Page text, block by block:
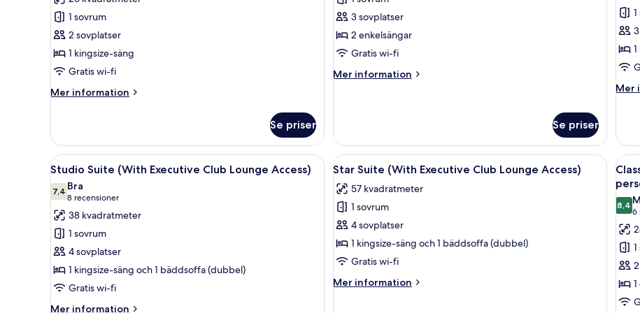
dubbelrum
-
utsikt
mot
parken
1 sovrum
2 sovplatser
1 kingsize-säng
Gratis wi-fi
Mer information
Mer
dubbelrum
utsikt
mot
parken
Se priser
Twin
Room3 sovplatser
2 enkelsängar
Gratis wi-fi
Mer information
Mer
Room
Se priser
Mer
Mer
King
(With
Club
Öppna
alla
foton
för
Studio
Suite
(With
Executive
Club
Lounge
Ett hotellrum med en säng, en soffa, ett runt bord, ett sängbord och en lampa.
6
Studio Suite (With Executive Club Lounge Access)
7,47,4 av 10
Bra
8 recensioner
(8 recensioner)
38 kvadratmeter
1 sovrum
4 sovplatser
1 kingsize-säng och 1 bäddsoffa (dubbel)
Gratis wi-fi
Mer information
Mer
Öppna
alla
foton
för
Star
Suite
(With
Club
Ett hotellrum med ett skrivbord, en stol,
7
Star Suite (With Executive Club Lounge Access)
57 kvadratmeter
1 sovrum
4 sovplatser
1 kingsize-säng och 1 bäddsoffa (dubbel)
Gratis wi-fi
Mer information
Mer
alla
för
-
för
6
8,48,46